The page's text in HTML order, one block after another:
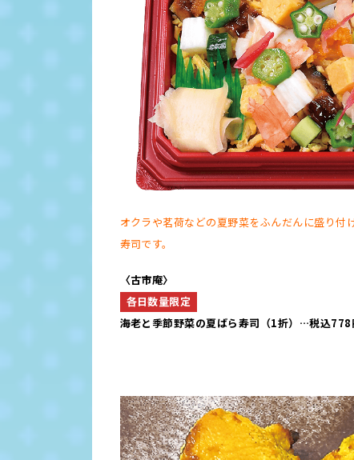
オクラや茗荷などの夏野菜をふんだんに盛り付
寿司です。
〈古市庵〉
各日数量限定
海老と季節野菜の夏ばら寿司（1折）…税込778